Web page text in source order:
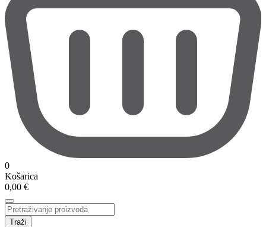
0
Košarica
0,00 €
Traži